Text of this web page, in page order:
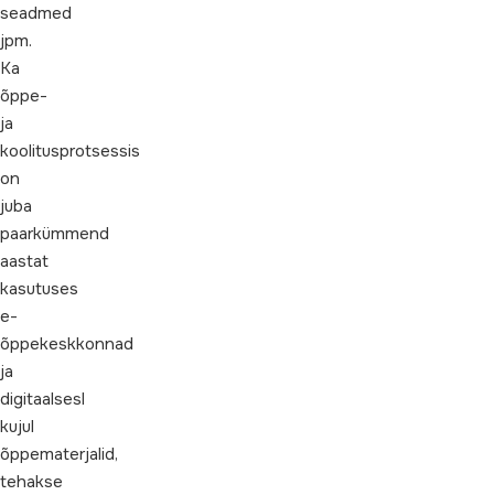
seadmed
jpm.
Ka
õppe-
ja
koolitusprotsessis
on
juba
paarkümmend
aastat
kasutuses
e-
õppekeskkonnad
ja
digitaalsesl
kujul
õppematerjalid,
tehakse